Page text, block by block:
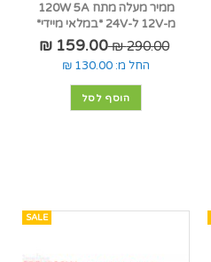
ממיר מעלה מתח 120W 5A
מ-12V ל-24V *במלאי מיידי*
290.00 ₪
159.00 ₪
החל מ: 130.00 ₪
הוסף לסל
SALE